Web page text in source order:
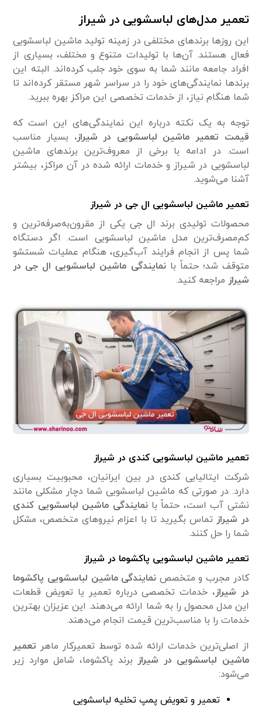
تعمیر مدل‌های لباسشویی در شیراز
این روز‌ها برند‌های مختلفی در زمینه تولید ماشین لباسشویی
فعال هستند. آن‌ها با تولیدات متنوع و مختلف، بسیاری از
افراد جامعه مانند شما به سوی خود جلب کرده‌اند. البته این
برند‌ها نمایندگی‌های خود را در سراسر شهر مستقر کرده‌اند تا
شما هنگام نیاز، از خدمات تخصصی این مراکز بهره ببرید.
توجه به یک نکته درباره این نمایندگی‌های این است که
قیمت تعمیر ماشین لباسشویی در شیراز، بسیار مناسب
است. در ادامه با برخی از معروف‌ترین برند‌های ماشین
لباسشویی در شیراز و خدمات ارائه شده در آن مراکز، بیشتر
آشنا می‌شوید.
تعمیر ماشین لباسشویی ال جی در شیراز
محصولات تولیدی برند ال جی یکی از مقرون‌به‌صرفه‌ترین و
کم‌مصرف‌ترین مدل ماشین لباسشویی است. اگر دستگاه
شما پس از انجام فرایند آب‌گیری، هنگام عملیات شستشو
متوقف شد؛ حتماً بانمایندگی ماشین لباسشویی ال جی در
شیراز مراجعه کنید.
تعمیر ماشین لباسشویی کندی در شیراز
شرکت ایتالیایی کندی در بین ایرانیان، محبوبیت بسیاری
دارد. در صورتی که ماشین لباسشویی شما دچار مشکلی مانند
نشتی آب است، حتماً بانمایندگی ماشین لباسشویی کندی
در شیراز تماس بگیرید تا با اعزام نیرو‌های متخصص، مشکل
شما را حل کنند.
تعمیر ماشین لباسشویی پاکشوما در شیراز
کادر مجرب و متخصص نمایندگی ماشین لباسشویی پاکشوما
در شیراز، خدمات تخصصی درباره تعمیر یا تعویض قطعات
این مدل محصول را به شما ارائه می‌دهند. این عزیزان بهترین
خدمات را با مناسب‌ترین قیمت انجام می‌دهند.
از اصلی‌ترین خدمات ارائه شده توسط تعمیرکار ماهر تعمیر
ماشین لباسشویی در شیراز برند پاکشوما، شامل موارد زیر
می‌شود:
تعمیر و تعویض پمپ تخلیه لباسشویی